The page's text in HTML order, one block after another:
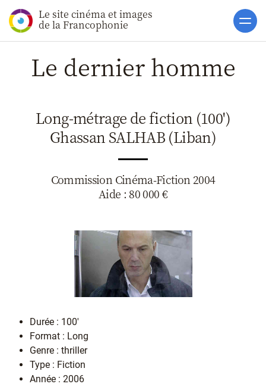
Le site cinéma et images
de la Francophonie Accueil
Actualités
Soutiens
Catalogue
Clap ACP
Boites à
Accès pro
Le dernier homme
Long-métrage de fiction (100')
Ghassan SALHAB (Liban)
Commission Cinéma-Fiction 2004
Aide : 80 000 €
Durée : 100'
Format : Long
Genre : thriller
Type : Fiction
Année : 2006